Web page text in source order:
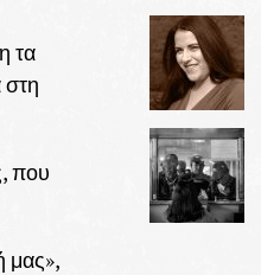
τα
στη
που
μας»,